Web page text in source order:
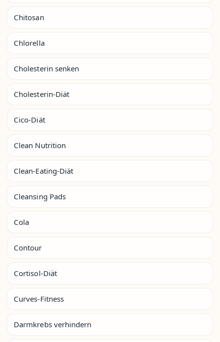
Chitosan
Chlorella
Cholesterin senken
Cholesterin-Diät
Cico-Diät
Clean Nutrition
Clean-Eating-Diät
Cleansing Pads
Cola
Contour
Cortisol-Diät
Curves-Fitness
Darmkrebs verhindern